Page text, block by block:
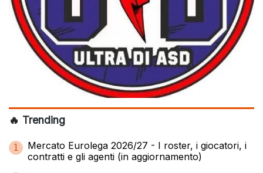
🔥 Trending
1
Mercato Eurolega 2026/27 - I roster, i giocatori, i
contratti e gli agenti (in aggiornamento)